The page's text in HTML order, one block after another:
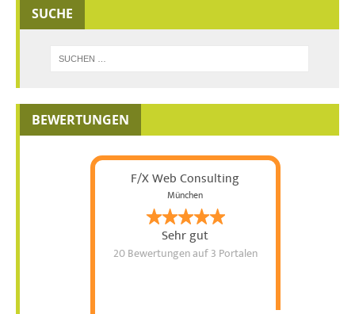
SUCHE
BEWERTUNGEN
F/X Web Consulting
München
Sehr gut
20 Bewertungenauf 3 Portalen